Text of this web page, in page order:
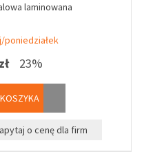
laminowana
poniedziałek
23%
o cenę dla firm